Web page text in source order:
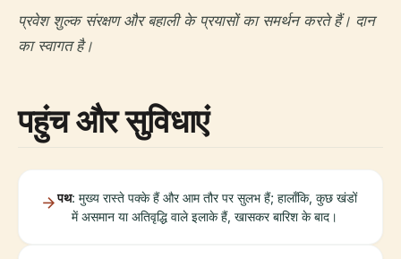
प्रवेश शुल्क संरक्षण और बहाली के प्रयासों का समर्थन करते हैं। दान
का स्वागत है।
पहुंच और सुविधाएं
पथ: मुख्य रास्ते पक्के हैं और आम तौर पर सुलभ हैं; हालाँकि, कुछ खंडों
में असमान या अतिवृद्धि वाले इलाके हैं, खासकर बारिश के बाद।